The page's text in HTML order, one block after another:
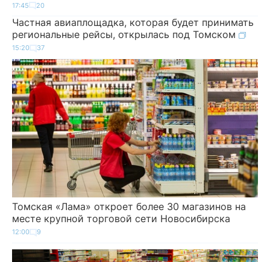
17:45 20
Частная авиаплощадка, которая будет принимать
региональные рейсы, открылась под Томском
15:20 37
Томская «Лама» откроет более 30 магазинов на
месте крупной торговой сети Новосибирска
12:00 9